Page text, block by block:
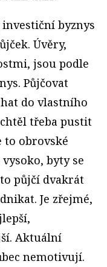
byznys
Úvěry,
jsou podle
Půjčovat
do vlastního
třeba pustit
to obrovské
byty se
půjčí dvakrát
Je zřejmé,
Aktuální
nemotivují.